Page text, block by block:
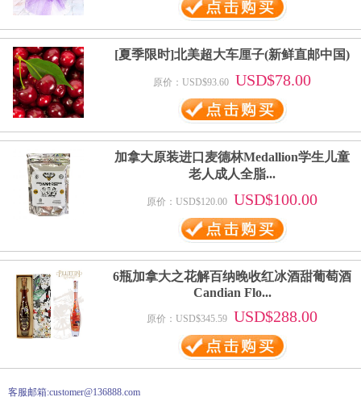
[夏季限时]北美超大车厘子(新鲜直邮中国)
原价：USD$93.60 USD$78.00
加拿大原装进口麦德林Medallion学生儿童
老人成人全脂...
原价：USD$120.00 USD$100.00
6瓶加拿大之花解百纳晚收红冰酒甜葡萄酒
Candian Flo...
原价：USD$345.59 USD$288.00
客服邮箱:customer@136888.com